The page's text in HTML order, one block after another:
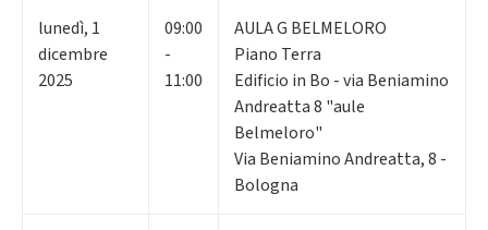
lunedì, 1
dicembre
2025
09:00
-
11:00
AULA G BELMELORO
Piano Terra
Edificio in Bo - via Beniamino
Andreatta 8 "aule
Belmeloro"
Via Beniamino Andreatta, 8 -
Bologna